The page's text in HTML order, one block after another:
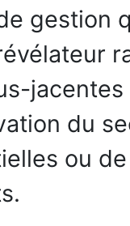
gestion
jacentes
du
ou